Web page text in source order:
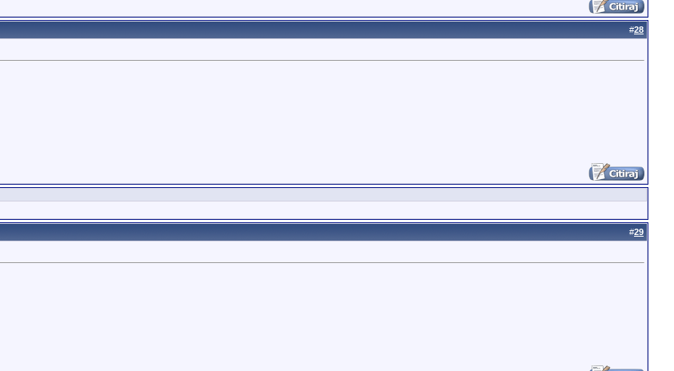
#28
#29